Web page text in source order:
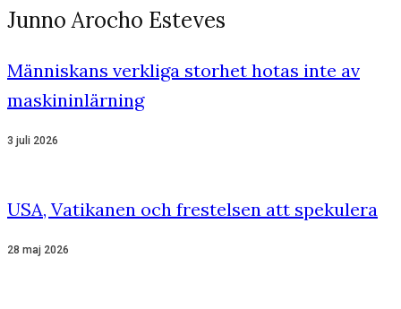
Junno Arocho Esteves
Människans verkliga storhet hotas inte av
maskininlärning
3 juli 2026
USA, Vatikanen och frestelsen att spekulera
28 maj 2026